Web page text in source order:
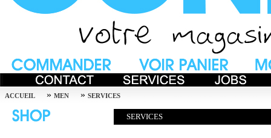
ACCUEIL » MEN » SERVICES
SERVICES